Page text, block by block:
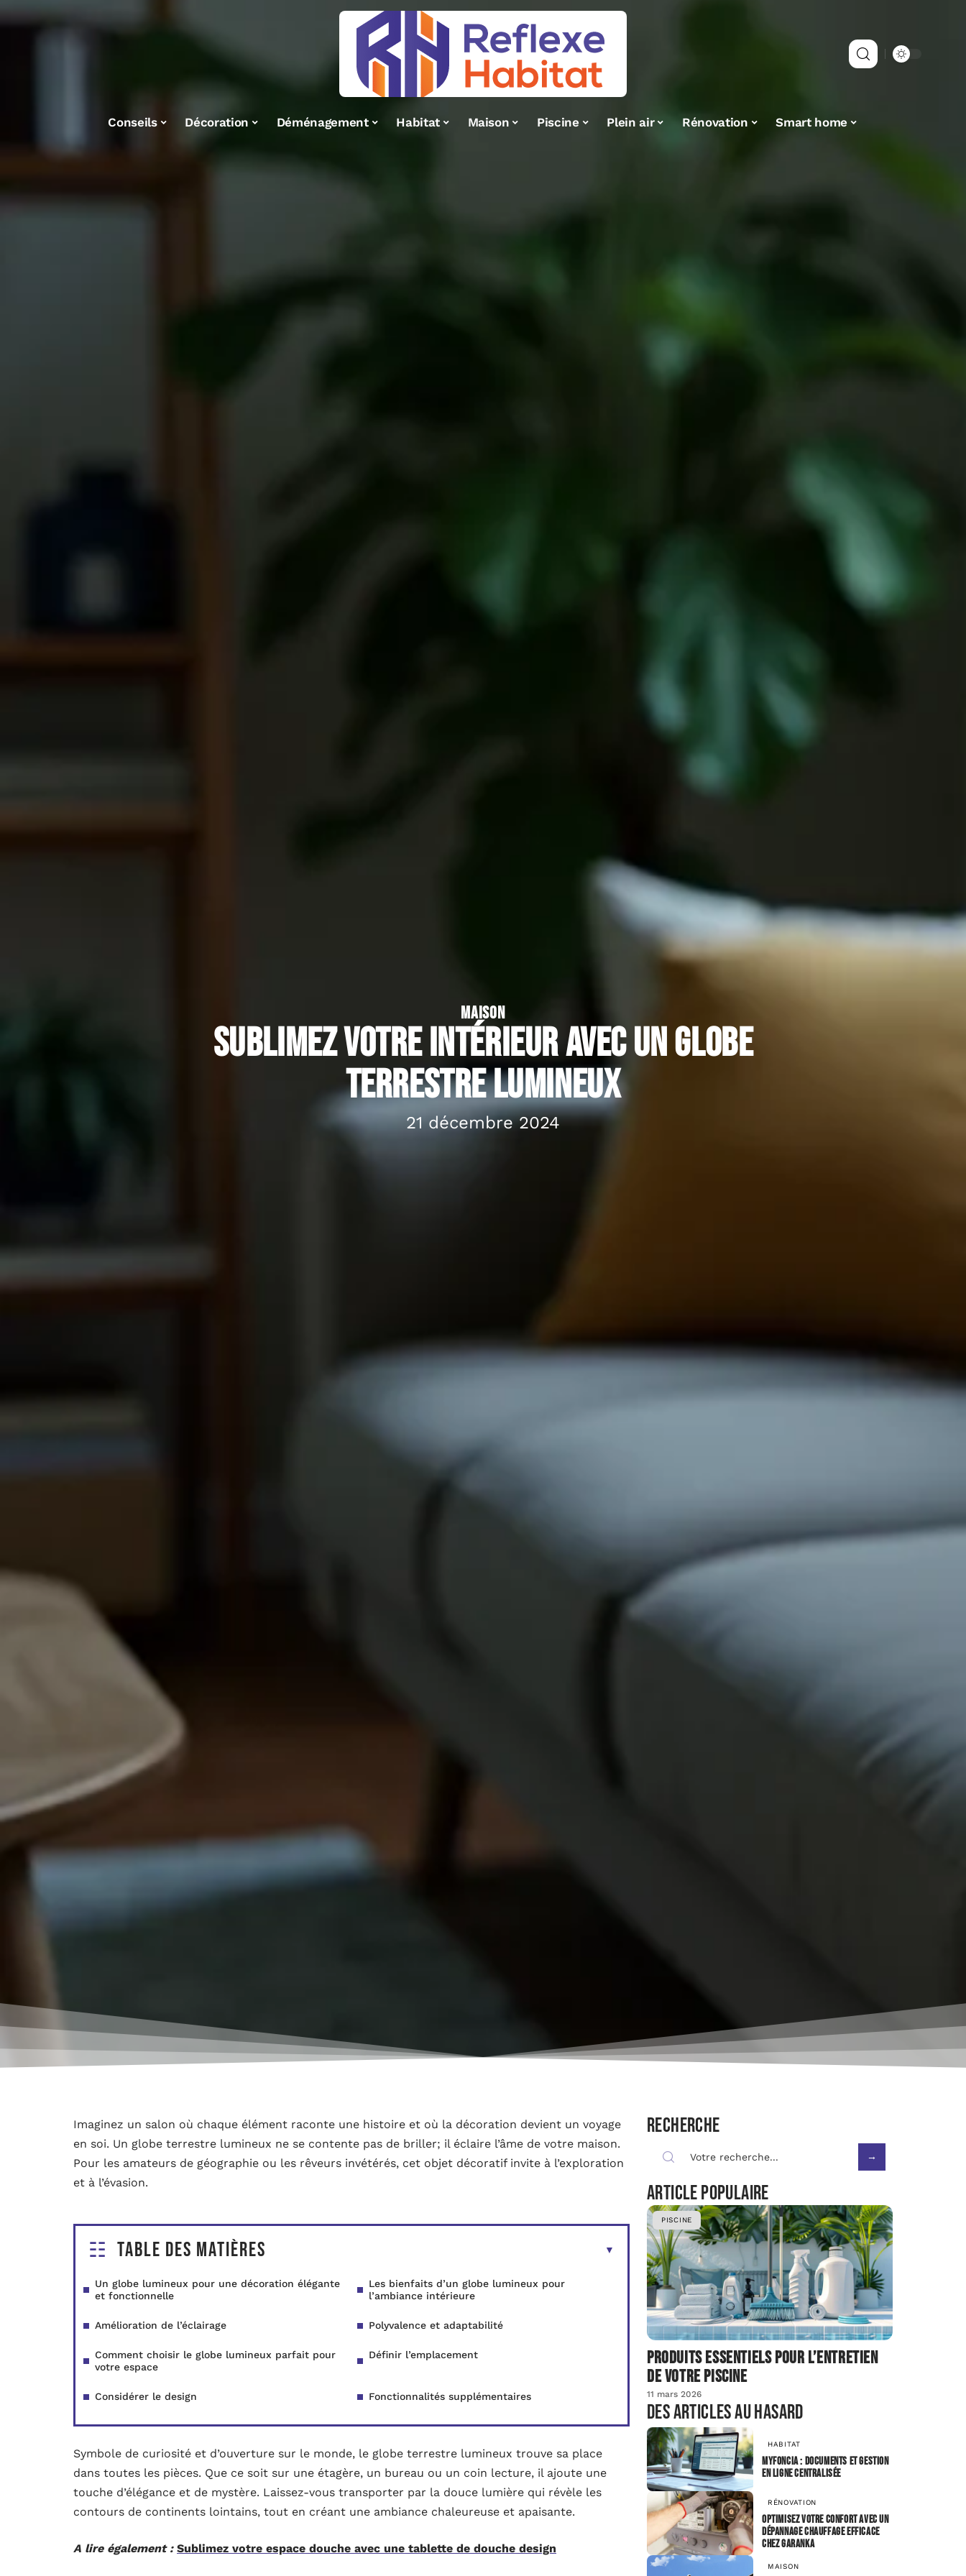
Conseils Décoration Déménagement Habitat Maison Piscine Plein air Rénovation Smart home
MAISON
Sublimez votre intérieur avec un globe
terrestre lumineux
21 décembre 2024
Imaginez un salon où chaque élément raconte une histoire et où la décoration devient un voyage
en soi. Un globe terrestre lumineux ne se contente pas de briller; il éclaire l’âme de votre maison.
Pour les amateurs de géographie ou les rêveurs invétérés, cet objet décoratif invite à l’exploration
et à l’évasion.
Table des matières
Un globe lumineux pour une décoration élégante
et fonctionnelle
Les bienfaits d’un globe lumineux pour
l’ambiance intérieure
Amélioration de l’éclairage Polyvalence et adaptabilité
Comment choisir le globe lumineux parfait pour
votre espace
Définir l’emplacement
Considérer le design Fonctionnalités supplémentaires
Symbole de curiosité et d’ouverture sur le monde, le globe terrestre lumineux trouve sa place
dans toutes les pièces. Que ce soit sur une étagère, un bureau ou un coin lecture, il ajoute une
touche d’élégance et de mystère. Laissez-vous transporter par la douce lumière qui révèle les
contours de continents lointains, tout en créant une ambiance chaleureuse et apaisante.
A lire également : Sublimez votre espace douche avec une tablette de douche design
Recherche
Article populaire
PISCINE
Produits essentiels pour l’entretien
de votre piscine
11 mars 2026
Des articles au hasard
HABITAT
MyFoncia : documents et gestion
en ligne centralisée
RÉNOVATION
Optimisez votre confort avec un
dépannage chauffage efficace
chez Garanka
MAISON